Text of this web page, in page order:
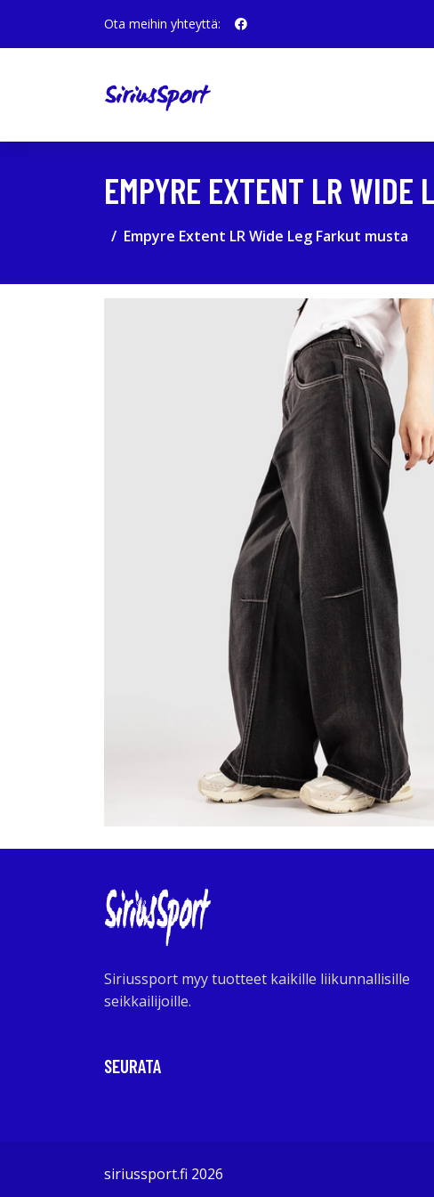
Ota meihin yhteyttä:
EMPYRE EXTENT LR WIDE
Empyre Extent LR Wide Leg Farkut musta
Siriussport myy tuotteet kaikille liikunnallisille
seikkailijoille.
SEURATA
siriussport.fi 2026